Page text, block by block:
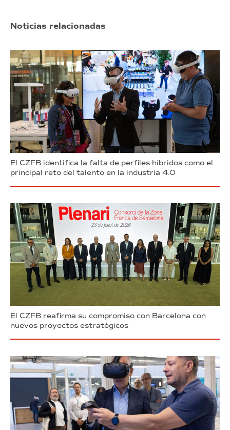
Noticias relacionadas
El CZFB identifica la falta de perfiles híbridos como el
principal reto del talento en la industria 4.0
El CZFB reafirma su compromiso con Barcelona con
nuevos proyectos estratégicos